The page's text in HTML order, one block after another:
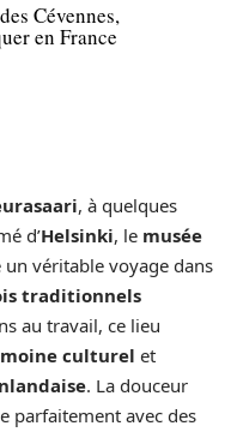
Cévennes,
en France
, à quelques
d’Helsinki, le musée
véritable voyage dans
traditionnels
au travail, ce lieu
culturel et
. La douceur
parfaitement avec des